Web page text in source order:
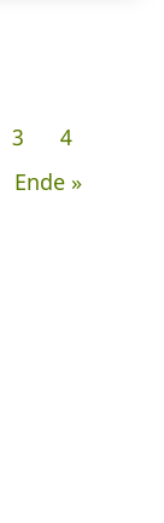
Seite
3 Seite
4
Letzte
Ende »